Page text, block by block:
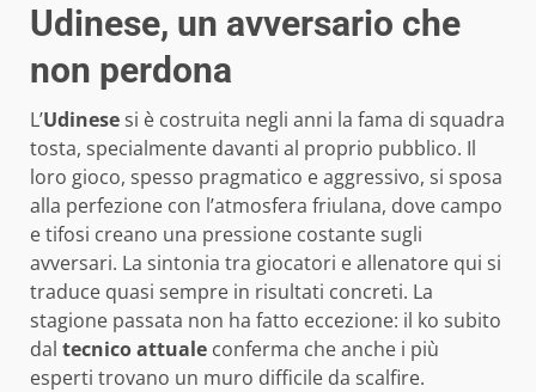
Udinese, un avversario che
non perdona
L’Udinesesi è costruita negli anni la fama di squadra
tosta, specialmente davanti al proprio pubblico. Il
loro gioco, spesso pragmatico e aggressivo, si sposa
alla perfezione con l’atmosfera friulana, dove campo
e tifosi creano una pressione costante sugli
avversari. La sintonia tra giocatori e allenatore qui si
traduce quasi sempre in risultati concreti. La
stagione passata non ha fatto eccezione: il ko subito
dal tecnico attuale conferma che anche i più
esperti trovano un muro difficile da scalfire.